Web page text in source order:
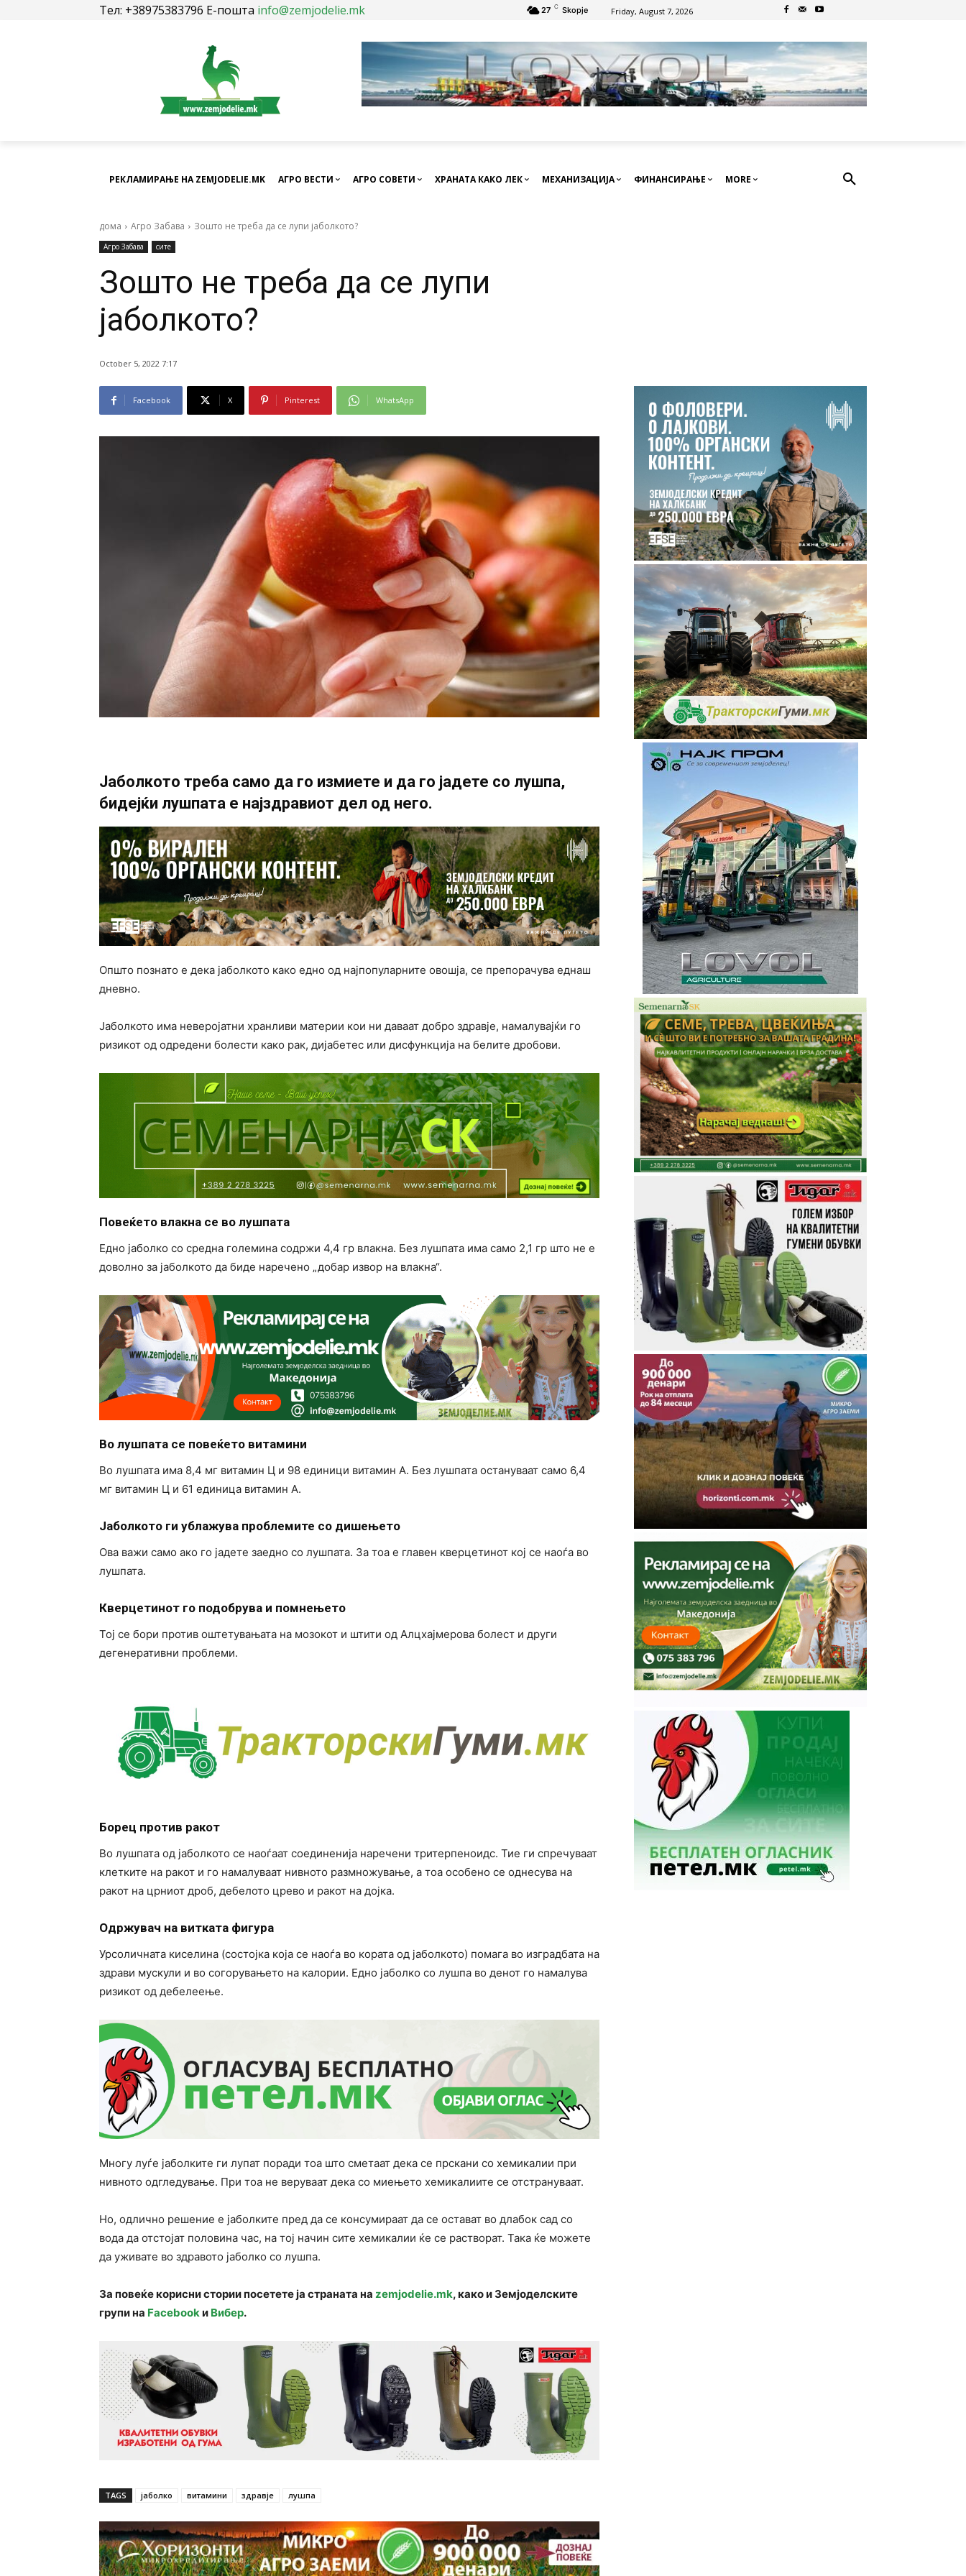
Тел: +38975383796 Е-пошта info@zemjodelie.mk 27 C Skopje Friday, August 7, 2026
РЕКЛАМИРАЊЕ НА ZEMJODELIE.MK АГРО ВЕСТИ АГРО СОВЕТИ ХРАНАТА КАКО ЛЕК МЕХАНИЗАЦИЈА ФИНАНСИРАЊЕ MORE
дома Агро Забава Зошто не треба да се лупи јаболкото?
Агро Забава сите
Зошто не треба да се лупи
јаболкото?
October 5, 2022 7:17
Facebook X Pinterest WhatsApp
Јаболкото треба само да го измиете и да го јадете со лушпа,
бидејќи лушпата е најздравиот дел од него.
Општо познато е дека јаболкото како едно од најпопуларните овошја, се препорачува еднаш
дневно.
Јаболкото има неверојатни хранливи материи кои ни даваат добро здравје, намалувајќи го
ризикот од одредени болести како рак, дијабетес или дисфункција на белите дробови.
Повеќето влакна се во лушпата
Едно јаболко со средна големина содржи 4,4 гр влакна. Без лушпата има само 2,1 гр што не е
доволно за јаболкото да биде наречено „добар извор на влакна“.
Во лушпата се повеќето витамини
Во лушпата има 8,4 мг витамин Ц и 98 единици витамин А. Без лушпата остануваат само 6,4
мг витамин Ц и 61 единица витамин А.
Јаболкото ги ублажува проблемите со дишењето
Ова важи само ако го јадете заедно со лушпата. За тоа е главен кверцетинот кој се наоѓа во
лушпата.
Кверцетинот го подобрува и помнењето
Тој се бори против оштетувањата на мозокот и штити од Алцхајмерова болест и други
дегенеративни проблеми.
Борец против ракот
Во лушпата од јаболкото се наоѓаат соединенија наречени тритерпеноидс. Тие ги спречуваат
клетките на ракот и го намалуваат нивното размножување, а тоа особено се однесува на
ракот на црниот дроб, дебелото црево и ракот на дојка.
Одржувач на витката фигура
Урсоличната киселина (состојка која се наоѓа во кората од јаболкото) помага во изградбата на
здрави мускули и во согорувањето на калории. Едно јаболко со лушпа во денот го намалува
ризикот од дебелеење.
Многу луѓе јаболките ги лупат поради тоа што сметаат дека се прскани со хемикалии при
нивното одгледување. При тоа не веруваат дека со миењето хемикалиите се отстрануваат.
Но, одлично решение е јаболките пред да се консумираат да се остават во длабок сад со
вода да отстојат половина час, на тој начин сите хемикалии ќе се растворат. Така ќе можете
да уживате во здравото јаболко со лушпа.
За повеќе корисни стории посетете ја страната на zemjodelie.mk, како и Земјоделските
групи на Facebookи Вибер.
TAGS јаболко витамини здравје лушпа